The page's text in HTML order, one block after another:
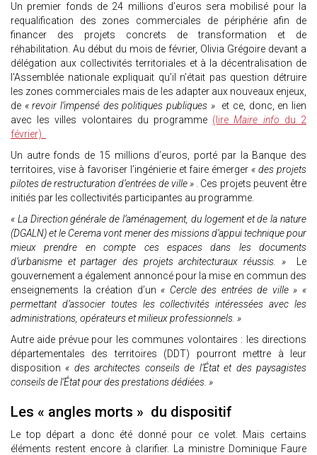
Un premier fonds de 24 millions d’euros sera mobilisé pour la
requalification des zones commerciales de périphérie afin de
financer des projets concrets de transformation et de
réhabilitation. Au début du mois de février, Olivia Grégoire devant a
délégation aux collectivités territoriales et à la décentralisation de
l'Assemblée nationale expliquait qu’il n’était pas question détruire
les zones commerciales mais de les adapter aux nouveaux enjeux,
de « revoir l’impensé des politiques publiques » et ce, donc, en lien
avec les villes volontaires du programme (lireMaire info du 2
février).
Un autre fonds de 15 millions d’euros, porté par la Banque des
territoires, vise à favoriser l’ingénierie et faire émerger « des projets
pilotes de restructuration d’entrées de ville » . Ces projets peuvent être
initiés par les collectivités participantes au programme.
« La Direction générale de l’aménagement, du logement et de la nature
(DGALN) et le Cerema vont mener des missions d’appui technique pour
mieux prendre en compte ces espaces dans les documents
d’urbanisme et partager des projets architecturaux réussis. »
Le
gouvernement a également annoncé pour la mise en commun des
enseignements la création d’un « Cercle des entrées de ville » «
permettant d’associer toutes les collectivités intéressées avec les
administrations, opérateurs et milieux professionnels. »
Autre aide prévue pour les communes volontaires : les directions
départementales des territoires (DDT) pourront mettre à leur
disposition « des architectes conseils de l’État et des paysagistes
conseils de l’État pour des prestations dédiées. »
Les « angles morts » du dispositif
Le top départ a donc été donné pour ce volet. Mais certains
éléments restent encore à clarifier. La ministre Dominique Faure